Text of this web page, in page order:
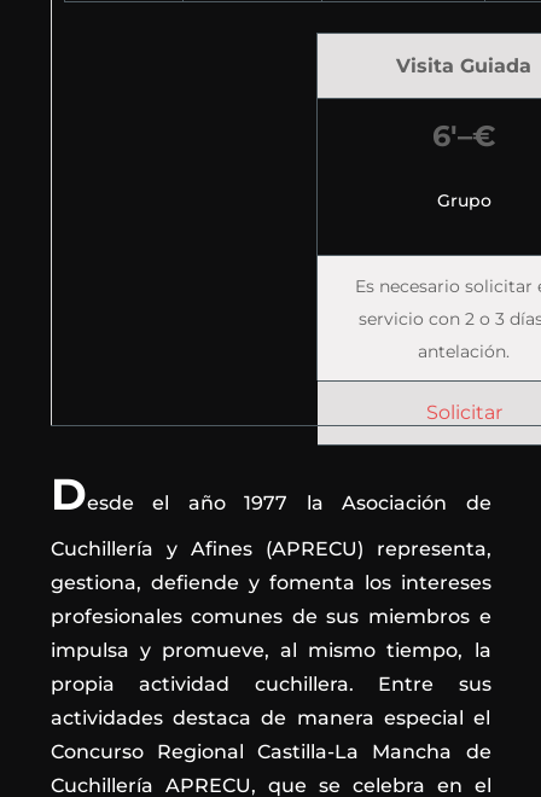
Visita Guiada
6′–€
Grupo
Es necesario solicitar
servicio con 2 o 3
antelación.
Solicitar
Desde el año 1977 la Asociación de
Cuchillería y Afines (APRECU) representa,
gestiona, defiende y fomenta los intereses
profesionales comunes de sus miembros e
impulsa y promueve, al mismo tiempo, la
propia actividad cuchillera. Entre sus
actividades destaca de manera especial el
Concurso Regional Castilla-La Mancha de
Cuchillería APRECU, que se celebra en el